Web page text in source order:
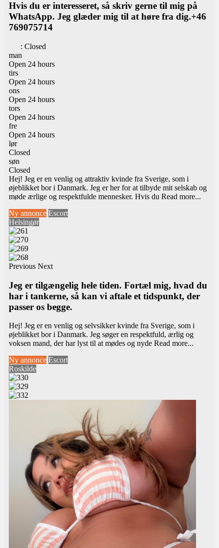
Hvis du er interesseret, så skriv gerne til mig på
WhatsApp. Jeg glæder mig til at høre fra dig.+46
769075714
: Closed
man
Open 24 hours
tirs
Open 24 hours
ons
Open 24 hours
tors
Open 24 hours
fre
Open 24 hours
lør
Closed
søn
Closed
Hej! Jeg er en venlig og attraktiv kvinde fra Sverige, som i
øjeblikket bor i Danmark. Jeg er her for at tilbyde mit selskab og
møde ærlige og respektfulde mennesker. Hvis du Read more...
Ny annonce Escort
Helsingør
Previous Next
Jeg er tilgængelig hele tiden. Fortæl mig, hvad du
har i tankerne, så kan vi aftale et tidspunkt, der
passer os begge.
Hej! Jeg er en venlig og selvsikker kvinde fra Sverige, som i
øjeblikket bor i Danmark. Jeg søger en respektfuld, ærlig og
voksen mand, der har lyst til at mødes og nyde Read more...
Ny annonce Escort
Roskilde